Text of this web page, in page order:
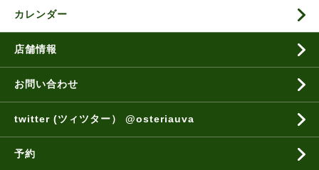
カレンダー
店舗情報
お問い合わせ
twitter (ツィツター） @osteriauva
予約